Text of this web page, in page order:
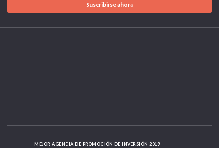
Suscribirse ahora
MEJOR AGENCIA DE PROMOCIÓN DE INVERSIÓN 2019